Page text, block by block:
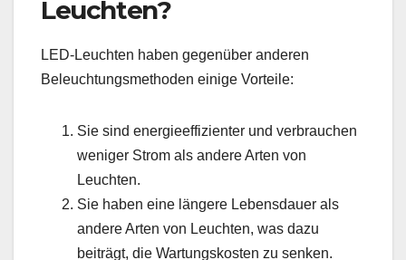
Leuchten?
LED-Leuchten haben gegenüber anderen
Beleuchtungsmethoden einige Vorteile:
Sie sind energieeffizienter und verbrauchen
weniger Strom als andere Arten von
Leuchten.
Sie haben eine längere Lebensdauer als
andere Arten von Leuchten, was dazu
beiträgt, die Wartungskosten zu senken.